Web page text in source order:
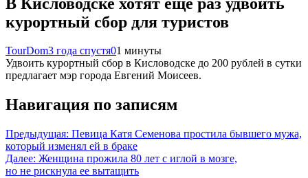
курортный сбор для туристов
TourDom3 года спустя01 минуты
Удвоить курортный сбор в Кисловодске до 200 рублей в сутки
предлагает мэр города Евгений Моисеев.
Навигация по записям
Предыдущая: Певица Катя Семенова простила бывшего мужа,
который изменял ей в браке
Далее: Женщина прожила 80 лет с иглой в мозге,
но не рискнула ее вытащить